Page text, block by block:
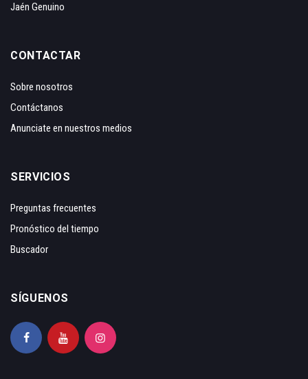
Jaén Genuino
CONTACTAR
Sobre nosotros
Contáctanos
Anunciate en nuestros medios
SERVICIOS
Preguntas frecuentes
Pronóstico del tiempo
Buscador
SÍGUENOS